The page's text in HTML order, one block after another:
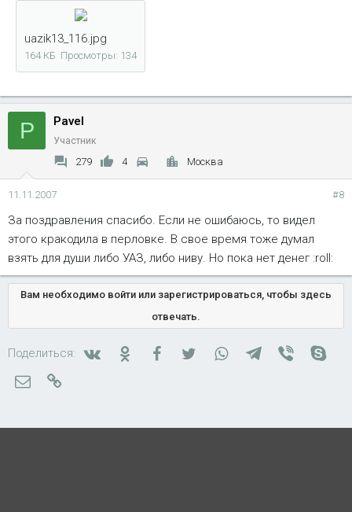
uazik13_116.jpg
164 КБ Просмотры: 134
P Pavel
Участник
279 4 Москва
11.11.2007 #8
За поздравления спасибо. Если не ошибаюсь, то видел
этого кракодила в перловке. В свое время тоже думал
взять для души либо УАЗ, либо ниву. Но пока нет денег :roll:
Вам необходимо войти или зарегистрироваться, чтобы здесь
отвечать.
Поделиться: ВконтактеОдноклассники
FacebookTwitterWhatsAppTelegram
Viber
Электронная почта